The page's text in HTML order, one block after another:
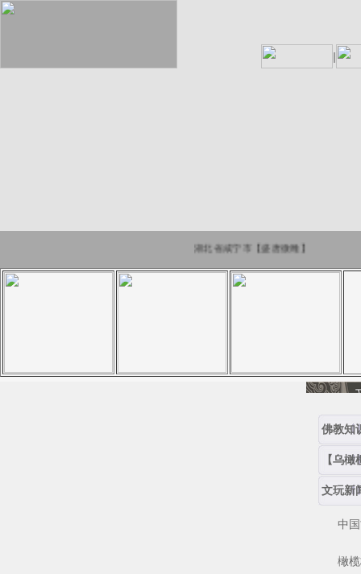
湖北省咸宁市【盛唐微雕】
佛教知
【乌
文玩新
中国
橄榄